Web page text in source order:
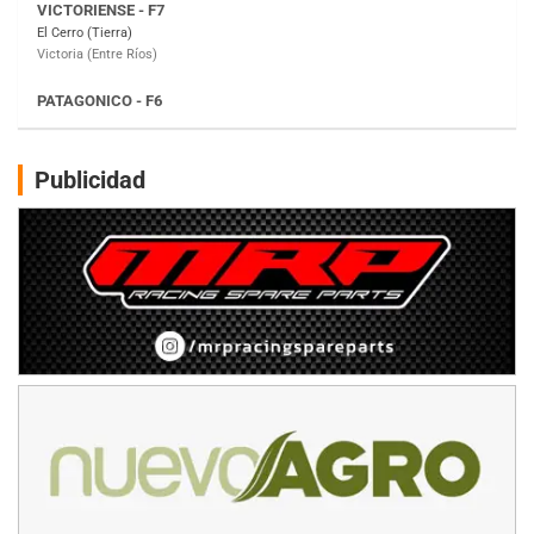
Moto Club Reginense (Tierra)
Gral. E. Godoy (Río Negro)
Juventud Unida (Tierra)
NORESTE SANTAFESINO - F6
Ciudad de Avellaneda (Asfalto)
Avellaneda (Santa Fe)
SUR SANTAFESINO - F4
José Samuel Sánchez (Tierra)
Rufino (Santa Fe)
TUCUMANO - F5
Juan Navarro (Asfalto)
COBERTURA ESPECIAL DE E-KART.COM.AR
08/09-AGO
Publicidad